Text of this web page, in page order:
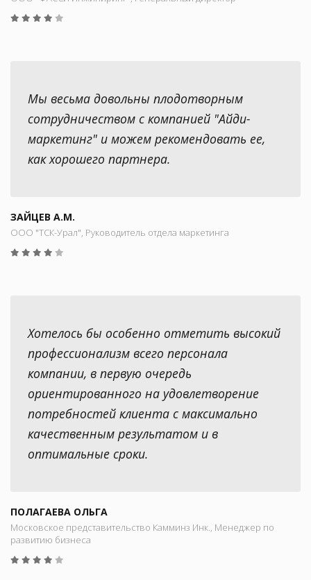
Мы весьма довольны плодотворным
сотрудничеством с компанией "Айди-
маркетинг" и можем рекомендовать ее,
как хорошего партнера.
ЗАЙЦЕВ А.М.
ООО "ТСК-Урал", Руководитель отдела маркетинга
Хотелось бы особенно отметить высокий
профессионализм всего персонала
компании, в первую очередь
ориентированного на удовлетворение
потребностей клиента с максимально
качественным результатом и в
оптимальные сроки.
ПОЛАГАЕВА ОЛЬГА
Московское представительство Камминз Инк., Менеджер по
развитию бизнеса